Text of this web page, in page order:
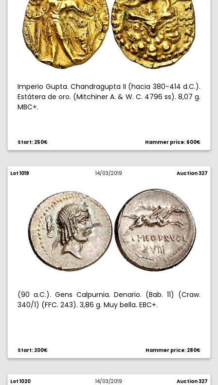
Imperio Gupta. Chandragupta II (hacia 380-414 d.C.).
Estátera de oro. (Mitchiner A. & W. C. 4796 ss). 8,07 g.
MBC+.
Start: 250€ Hammer price: 600€
Lot 1019 14/03/2019 Auction 327
(90 a.C.). Gens Calpurnia. Denario. (Bab. 11) (Craw.
340/1) (FFC. 243). 3,86 g. Muy bella. EBC+.
Start: 200€ Hammer price: 280€
Lot 1020 14/03/2019 Auction 327